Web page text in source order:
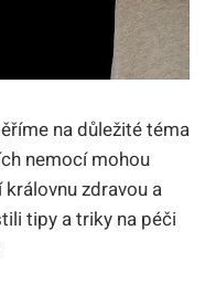
na důležité téma
nemocí mohou
zdravou a
tipy a triky na péči